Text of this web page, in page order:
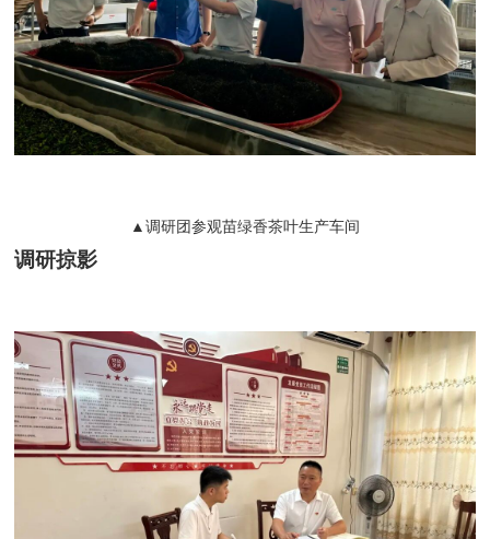
▲调研团参观苗绿香茶叶生产车间
调研掠影